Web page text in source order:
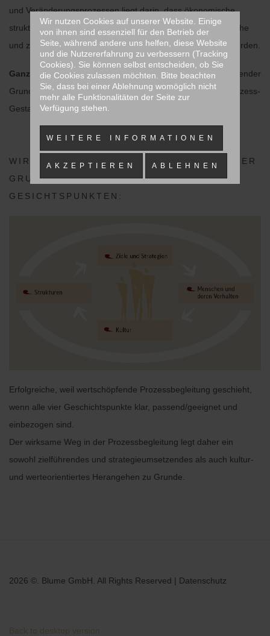
und Veränderungsprozessen liegt darin, dass ökonomische,
strukturelle und technische Aspekte berücksichtigt menschliche
und zwischenmenschlichen Aspekte hingegen missachtet werden.
Ganzheitliches Denken und Handeln
ist mithin ein bedeutender
Grundsatz erfolgreicher Entwicklungs- und Veränderungsprozess-
Gestaltungen.
WIR BETRACHTEN ORGANISATIONEN DAHER
GRUNDSÄTZLICH UNTER VIER
GESICHTSPUNKTEN:
Erfolgreiche, weil wertschöpfende Prozessbegleitung geschieht,
wenn alle vier Geschichtspunkte klar, passend/geeignet und
einbezogen sind.
Der wirksame Weg in der Prozessbegleitung legt daher ein
sowohl zielführendes und strategieumsetzendes als auch kultur-
und werteorientiertes Herangehen zu Grunde.
2026 ©. Blume GmbH. All Rights Reserved | Datenschutz
Back to desktop version
Wir nutzen Cookies auf unserer Website. Einige
von ihnen sind essenziell für den Betrieb der
Seite, während andere uns helfen, diese Website
und die Nutzererfahrung zu verbessern (Tracking
Cookies). Sie können selbst entscheiden, ob Sie
die Cookies zulassen möchten. Bitte beachten
Sie, dass bei einer Ablehnung womöglich nicht
mehr alle Funktionalitäten der Seite zur
Verfügung stehen.
WEITERE INFORMATIONEN
AKZEPTIEREN ABLEHNEN